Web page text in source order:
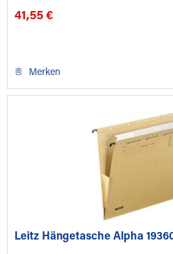
41,55 €
Merken
Leitz Hängetasche Alpha